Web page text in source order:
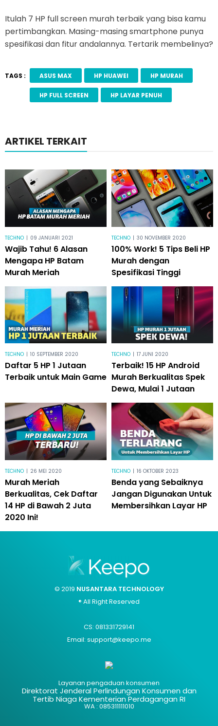
Itulah 7 HP full screen murah terbaik yang bisa kamu
pertimbangkan. Masing-masing smartphone punya
spesifikasi dan fitur andalannya. Tertarik membelinya?
TAGS : ASUS MAX HP HUAWEI HP MURAH
HP FULL SCREEN HP LAYAR PENUH
ARTIKEL TERKAIT
TECHNO | 09 JANUARI 2021
Wajib Tahu! 6 Alasan
Mengapa HP Batam
Murah Meriah
TECHNO | 30 NOVEMBER 2020
100% Work! 5 Tips Beli HP
Murah dengan
Spesifikasi Tinggi
TECHNO | 10 SEPTEMBER 2020
Daftar 5 HP 1 Jutaan
Terbaik untuk Main Game
TECHNO | 17 JUNI 2020
Terbaik! 15 HP Android
Murah Berkualitas Spek
Dewa, Mulai 1 Jutaan
TECHNO | 26 MEI 2020
Murah Meriah
Berkualitas, Cek Daftar
14 HP di Bawah 2 Juta
2020 Ini!
TECHNO | 16 OKTOBER 2023
Benda yang Sebaiknya
Jangan Digunakan Untuk
Membersihkan Layar HP
© 2019 NUSANTARA TECHNOLOGY
® All Right Reserved
CS: 081331729141
Email: support@keepo.me
Layanan pengaduan konsumen
Direktorat Jenderal Perlindungan Konsumen dan
Tertib Niaga Kementerian Perdagangan RI
WA : 085311111010